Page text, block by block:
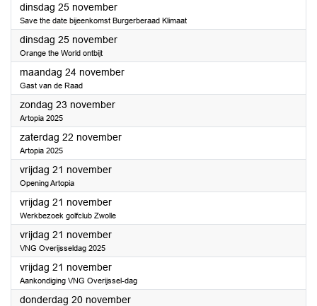
dinsdag 25 november2025
Save the date bijeenkomst Burgerberaad Klimaat
dinsdag 25 november2025
Orange the World ontbijt
maandag 24 november2025
Gast van de Raad
zondag 23 november2025
Artopia 2025
zaterdag 22 november2025
Artopia 2025
vrijdag 21 november2025
Opening Artopia
vrijdag 21 november2025
Werkbezoek golfclub Zwolle
vrijdag 21 november2025
VNG Overijsseldag 2025
vrijdag 21 november2025
Aankondiging VNG Overijssel-dag
donderdag 20 november2025